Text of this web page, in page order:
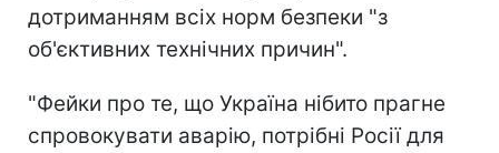
дотриманням всіх норм безпеки "з
об'єктивних технічних причин".
"Фейки про те, що Україна нібито прагне
спровокувати аварію, потрібні Росії для